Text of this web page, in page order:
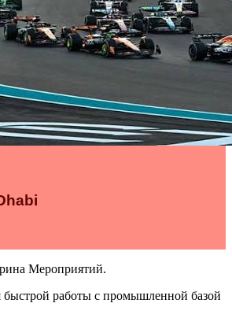
Мероприятий.
работы с промышленной базой